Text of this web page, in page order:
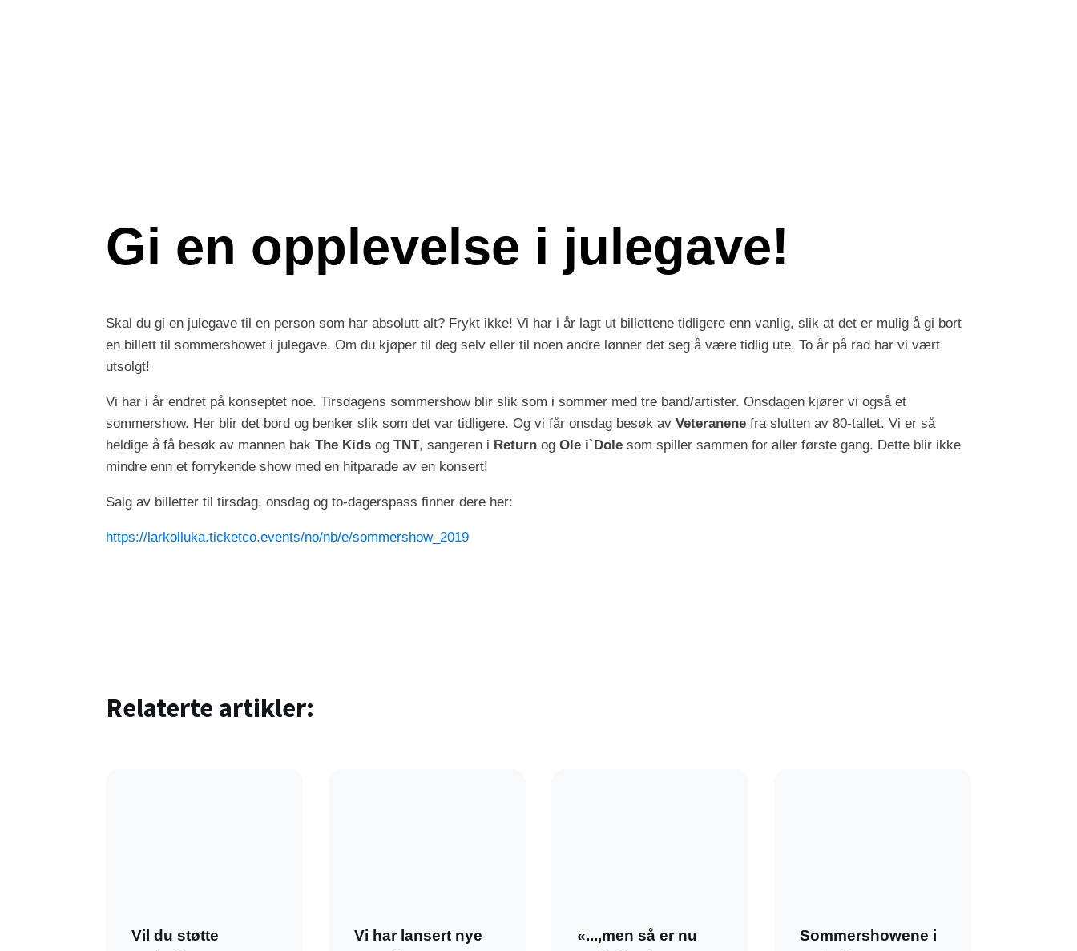
Gi en opplevelse i julegave!
Skal du gi en julegave til en person som har absolutt alt? Frykt ikke! Vi har i år lagt ut billettene tidligere enn vanlig, slik at det er mulig å gi bort
en billett til sommershowet i julegave. Om du kjøper til deg selv eller til noen andre lønner det seg å være tidlig ute. To år på rad har vi vært
utsolgt!
Vi har i år endret på konseptet noe. Tirsdagens sommershow blir slik som i sommer med tre band/artister. Onsdagen kjører vi også et
sommershow. Her blir det bord og benker slik som det var tidligere. Og vi får onsdag besøk av Veteranene fra slutten av 80-tallet. Vi er så
heldige å få besøk av mannen bak The Kids og TNT, sangeren i Return og Ole i`Dole som spiller sammen for aller første gang. Dette blir ikke
mindre enn et forrykende show med en hitparade av en konsert!
Salg av billetter til tirsdag, onsdag og to-dagerspass finner dere her:
https://larkolluka.ticketco.events/no/nb/e/sommershow_2019
Relaterte artikler:
Vil du støtte
Vi har lansert nye
«...,men så er nu
Sommershowene i